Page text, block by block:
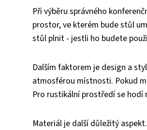
Při výběru správného
prostor, ve kterém bude stůl
stůl plnit - jestli ho budete
Dalším faktorem je design a
atmosférou místnosti. Pokud
Pro rustikální prostředí se hodí
Materiál je další důležitý